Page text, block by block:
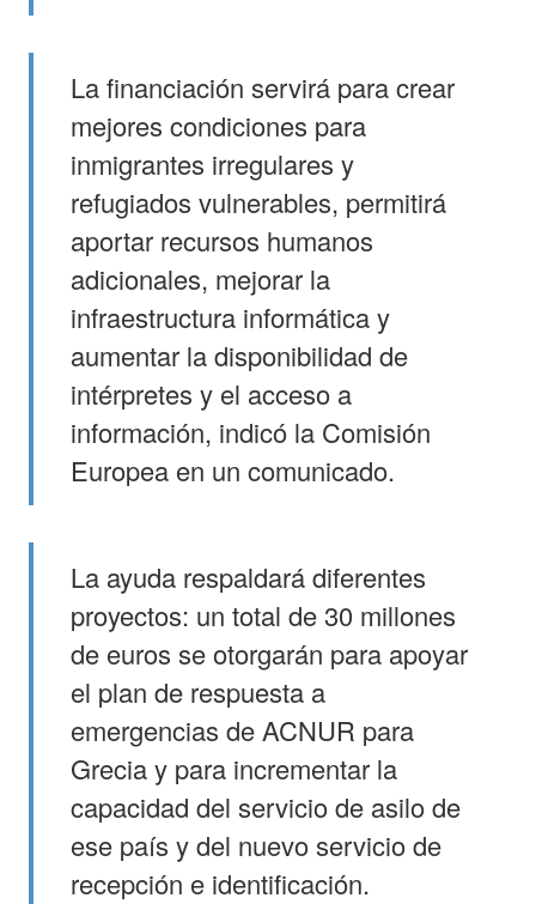
La financiación servirá para crear
mejores condiciones para
inmigrantes irregulares y
refugiados vulnerables, permitirá
aportar recursos humanos
adicionales, mejorar la
infraestructura informática y
aumentar la disponibilidad de
intérpretes y el acceso a
información, indicó la Comisión
Europea en un comunicado.
La ayuda respaldará diferentes
proyectos: un total de 30 millones
de euros se otorgarán para apoyar
el plan de respuesta a
emergencias de ACNUR para
Grecia y para incrementar la
capacidad del servicio de asilo de
ese país y del nuevo servicio de
recepción e identificación.